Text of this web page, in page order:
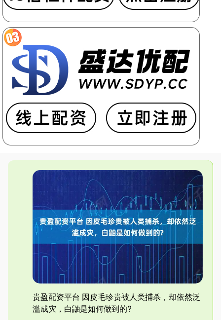
贵盈配资平台 因皮毛珍贵被人类捕杀，却依然泛
滥成灾，白鼬是如何做到的?